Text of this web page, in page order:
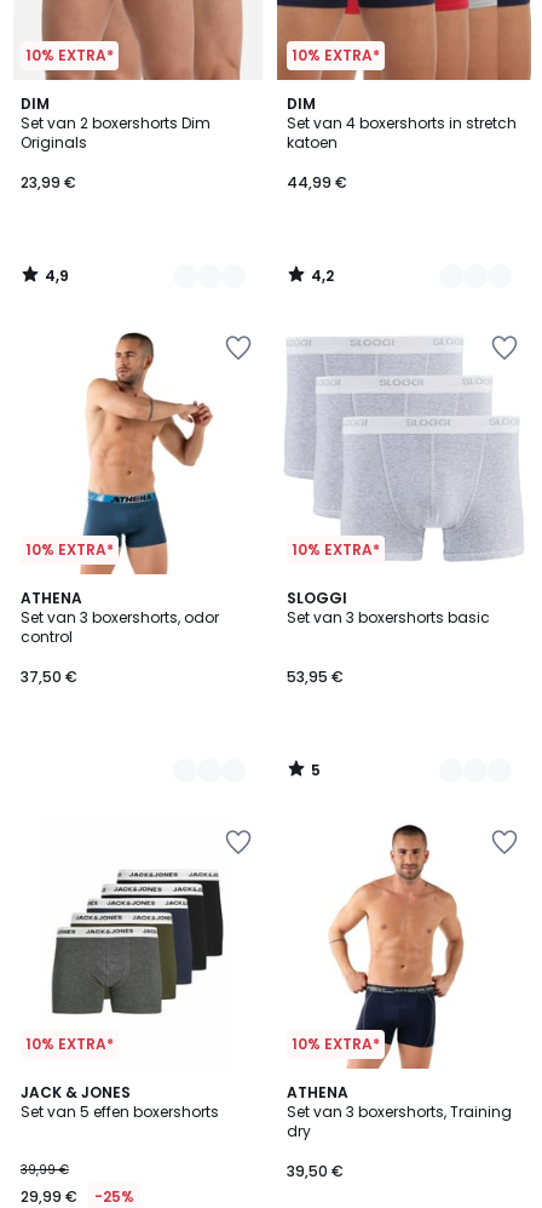
10% EXTRA*
DIM
Set van 2 boxershorts Dim
Originals
23,99 €
4,9
/ 5
2
Kleuren
4,9
/
10% EXTRA*
DIM
Set van 4 boxershorts in stretch
katoen
44,99 €
4,2
/ 5
3
Kleuren
4,2
/
10% EXTRA*
ATHENA
Set van 3 boxershorts, odor
control
37,50 €
2
Kleuren
10% EXTRA*
SLOGGI
Set van 3 boxershorts basic
53,95 €
5
/
4
Kleuren
5
/
10% EXTRA*
JACK & JONES
Set van 5 effen boxershorts
39,99 €
29,99 € -25%
5
/
10% EXTRA*
ATHENA
Set van 3 boxershorts, Training
dry
39,50 €
2
Kleuren